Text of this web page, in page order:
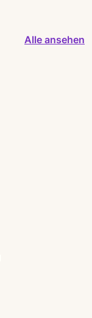
Alle ansehen